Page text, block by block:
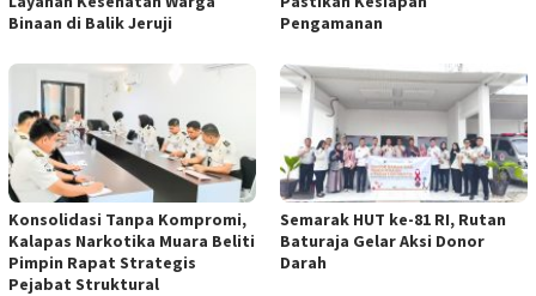
Binaan di Balik Jeruji
Pengamanan
Konsolidasi Tanpa Kompromi,
Kalapas Narkotika Muara Beliti
Pimpin Rapat Strategis
Pejabat Struktural
Semarak HUT ke-81 RI, Rutan
Baturaja Gelar Aksi Donor
Darah